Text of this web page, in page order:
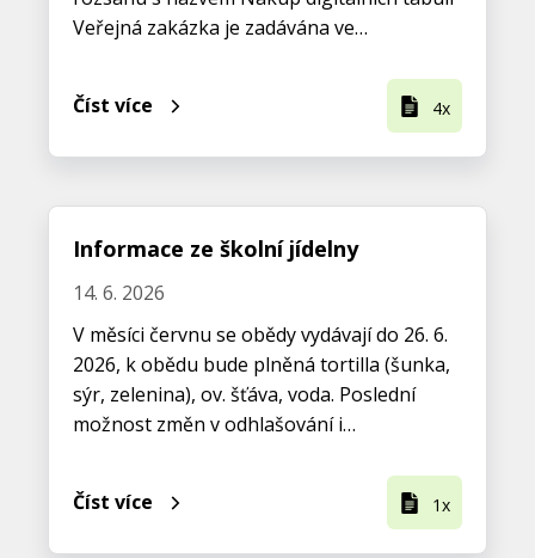
Veřejná zakázka je zadávána ve…
Číst více 4x
Informace ze školní jídelny
14. 6. 2026
V měsíci červnu se obědy vydávají do 26. 6.
2026, k obědu bude plněná tortilla (šunka,
sýr, zelenina), ov. šťáva, voda. Poslední
možnost změn v odhlašování i…
Číst více 1x